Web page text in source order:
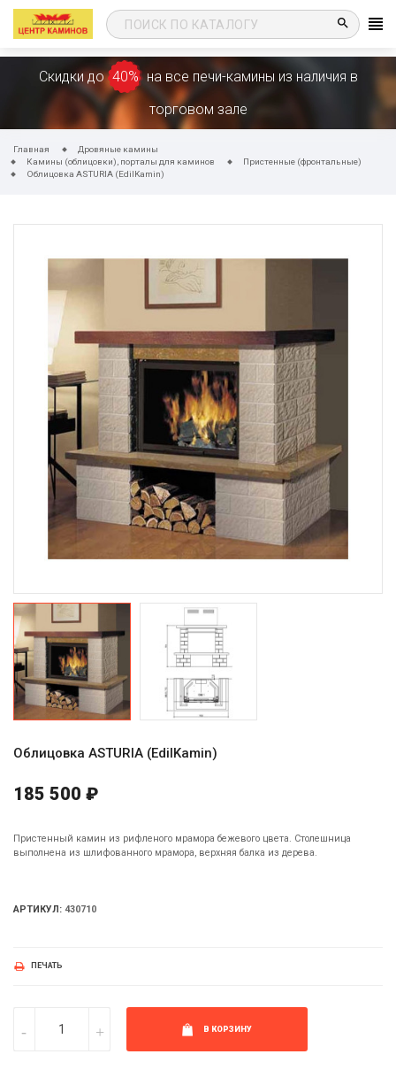
search
Скидки до 40% на все печи-камины из наличия в
торговом зале
Главная
Дровяные камины
Камины (облицовки), порталы для каминов
Пристенные (фронтальные)
Облицовка ASTURIA (EdilKamin)
Облицовка ASTURIA (EdilKamin)
185 500 ₽
Пристенный камин из рифленого мрамора бежевого цвета. Столешница
выполнена из шлифованного мрамора, верхняя балка из дерева.
АРТИКУЛ: 430710
ПЕЧАТЬ
В КОРЗИНУ